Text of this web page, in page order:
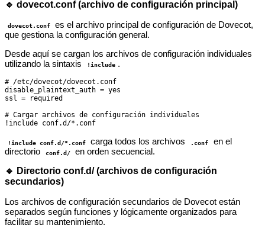
🔹 dovecot.conf (archivo de configuración principal)
dovecot.conf
es el archivo principal de configuración de Dovecot,
que gestiona la configuración general.
Desde aquí se cargan los archivos de configuración individuales
utilizando la sintaxis
!include .
# /etc/dovecot/dovecot.conf
disable_plaintext_auth = yes
ssl = required
# Cargar archivos de configuración individuales
!include conf.d/*.conf carga todos los archivos .conf
en el
directorio
conf.d/
en orden secuencial.
🔹 Directorio conf.d/ (archivos de configuración
secundarios)
Los archivos de configuración secundarios de Dovecot están
separados según funciones y lógicamente organizados para
facilitar su mantenimiento.